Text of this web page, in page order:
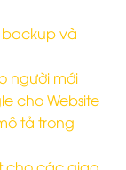
và
người mới
cho Website
tả trong